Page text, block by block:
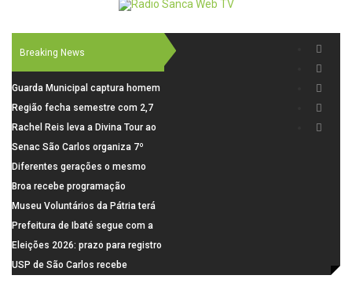
Breaking News
Guarda Municipal captura homem
procurado pela Justiça durante
patrulhamento em São Carlos
Região fecha semestre com 2,7
mil novosempregos e retoma
saldo positivo em junho
Rachel Reis leva a Divina Tour ao
interior de São Paulo com shows
inéditos em São Carlos e Jundiaí
Senac São Carlos organiza 7º
Fórum Internacional Senac de
Educadores com debates sobre
pensamento crítico, leitura e
diversidade
Diferentes gerações o mesmo
amor: pais do Saae contam como
a paternidade transformou suas
histórias
Broa recebe programação
esportiva com corrida, vela e
demonstração de paramotor
Museu Voluntários da Pátria terá
horário especial nesta segunda-
feira (10)
Prefeitura de Ibaté segue com a
Campanha do Agasalho segue
durante o mês de agosto
Eleições 2026: prazo para registro
de candidaturas acaba em 15 de
USP de São Carlos recebe